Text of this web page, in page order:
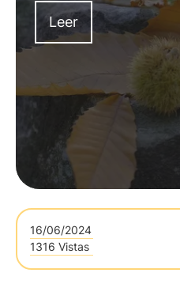
poder vivir más de 1.000
Leer
16/06/2024
1316 Vistas